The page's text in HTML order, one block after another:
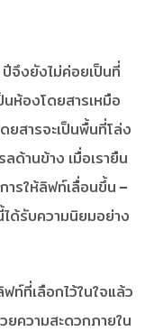
ปีจึงยังไม่ค่อยเป็นที่
ห้องโดยสารเหมือ
ยสารจะเป็นพื้นที่โล่ง
ด้านข้าง เมื่อเรายืน
รให้ลิฟท์เลื่อนขึ้น –
ด้รับความนิยมอย่าง
ท์ที่เลือกไว้ในใจแล้ว
ยความสะดวกภายใน